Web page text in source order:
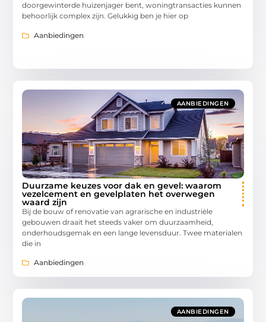
doorgewinterde huizenjager bent, woningtransacties kunnen
behoorlijk complex zijn. Gelukkig ben je hier op
Aanbiedingen
AANBIEDINGEN
Duurzame keuzes voor dak en gevel: waarom
vezelcement en gevelplaten het overwegen
waard zijn
Bij de bouw of renovatie van agrarische en industriële
gebouwen draait het steeds vaker om duurzaamheid,
onderhoudsgemak en een lange levensduur. Twee materialen
die in
Aanbiedingen
AANBIEDINGEN